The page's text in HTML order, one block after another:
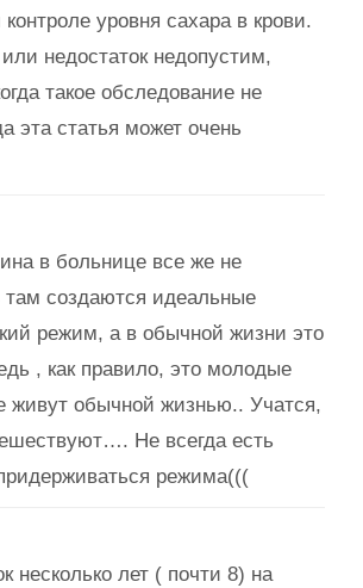
уровня сахара в крови.
недостаток недопустим,
такое обследование не
эта статья может очень
в больнице все же не
там создаются идеальные
режим, а в обычной жизни это
, как правило, это молодые
живут обычной жизнью.. Учатся,
Не всегда есть
режима(((
несколько лет ( почти 8) на